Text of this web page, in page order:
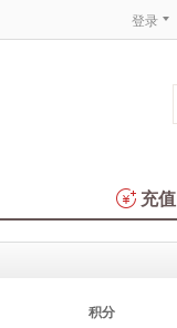
登录
充值
积分